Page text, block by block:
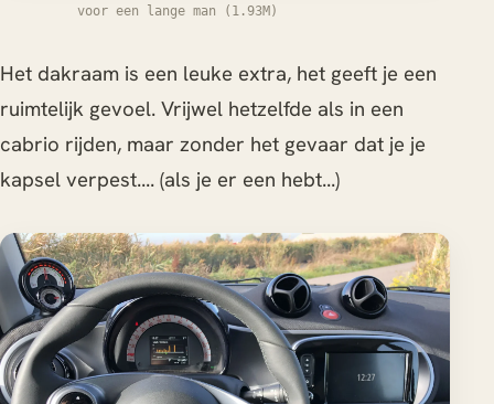
voor een lange man (1.93M)
Het dakraam is een leuke extra, het geeft je een
ruimtelijk gevoel. Vrijwel hetzelfde als in een
cabrio rijden, maar zonder het gevaar dat je je
kapsel verpest.... (als je er een hebt...)